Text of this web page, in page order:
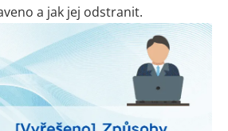
a jak jej odstranit.